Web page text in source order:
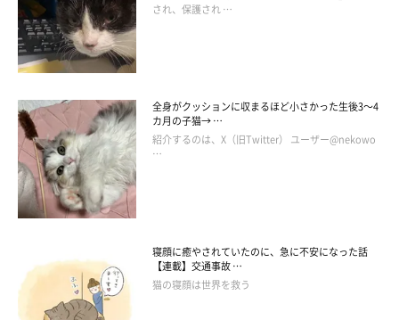
注目を集めた黒猫の刺繍以外にも、@tanenecoshopさんの作品
には、数多く、黒猫が登場します。Xのプロフィールアイコン
んが、黒猫をモチーフに選ぶようになったのには、4年前、闘病
の末、虹の橋を渡った
愛猫「ローズ」ちゃんが影響しているそう
です。
@tanenecoshopさん：
しています。以前は、ローズをイメージして描いたイラストをロ
ゴにしていましたが、ローズが亡くなった年に現在のものに変え
ました。実際のローズは、ブラックスモークのような毛色をした
され、保護され …
全身がクッションに収まるほど小さかった生後3～4
カ月の子猫→ …
紹介するのは、X（旧Twitter） ユーザー@nekowo
…
寝顔に癒やされていたのに、急に不安になった話
【連載】交通事故 …
猫の寝顔は世界を救う